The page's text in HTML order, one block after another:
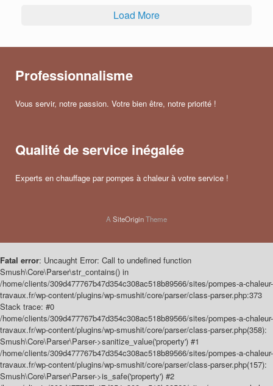
Load More
Professionnalisme
Vous servir, notre passion. Votre bien être, notre priorité !
Qualité de service inégalée
Experts en chauffage par pompes à chaleur à votre service !
ASiteOriginTheme
Fatal error: Uncaught Error: Call to undefined function
Smush\Core\Parser\str_contains() in
/home/clients/309d477767b47d354c308ac518b89566/sites/pompes-a-chaleur-
travaux.fr/wp-content/plugins/wp-smushit/core/parser/class-parser.php:373
Stack trace: #0
/home/clients/309d477767b47d354c308ac518b89566/sites/pompes-a-chaleur-
travaux.fr/wp-content/plugins/wp-smushit/core/parser/class-parser.php(358):
Smush\Core\Parser\Parser->sanitize_value('property') #1
/home/clients/309d477767b47d354c308ac518b89566/sites/pompes-a-chaleur-
travaux.fr/wp-content/plugins/wp-smushit/core/parser/class-parser.php(157):
Smush\Core\Parser\Parser->is_safe('property') #2